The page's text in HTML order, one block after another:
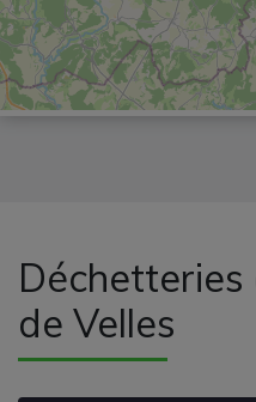
de Velles